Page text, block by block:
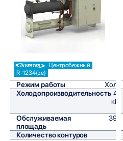
Центробежный
R-1234(ze)
Режим работы
Холод
Холодопроизводительность 474
кВт/
Обслуживаемая
площадь
3950
Количество контуров